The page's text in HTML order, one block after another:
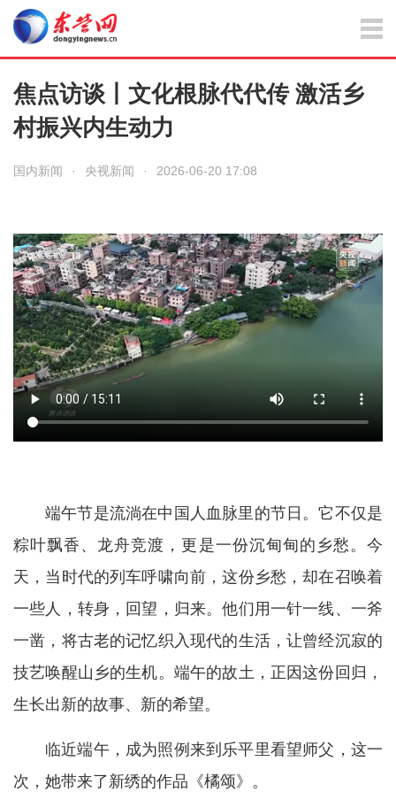
焦点访谈丨文化根脉代代传 激活乡
村振兴内生动力
国内新闻 · 央视新闻 · 2026-06-20 17:08
端午节是流淌在中国人血脉里的节日。它不仅是
粽叶飘香、龙舟竞渡，更是一份沉甸甸的乡愁。今
天，当时代的列车呼啸向前，这份乡愁，却在召唤着
一些人，转身，回望，归来。他们用一针一线、一斧
一凿，将古老的记忆织入现代的生活，让曾经沉寂的
技艺唤醒山乡的生机。端午的故土，正因这份回归，
生长出新的故事、新的希望。
临近端午，成为照例来到乐平里看望师父，这一
次，她带来了新绣的作品《橘颂》。